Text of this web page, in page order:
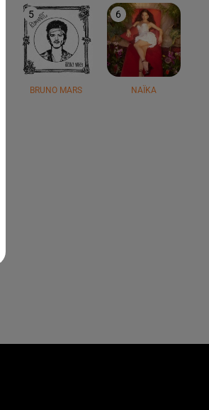
5
BRUNO MARS
6
NAÏKA